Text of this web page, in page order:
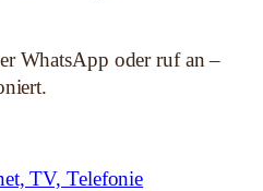
WhatsApp oder ruf an –